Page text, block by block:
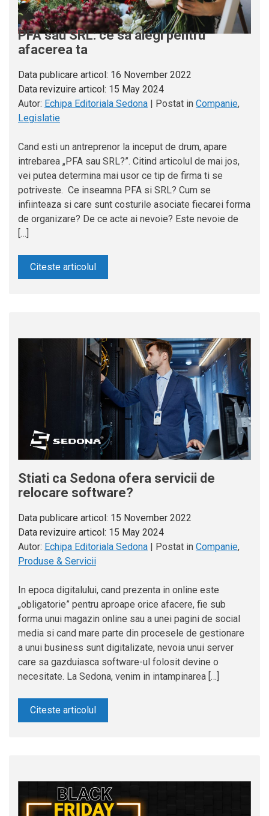
PFA sau SRL: ce sa alegi pentru
afacerea ta
Data publicare articol: 16 November 2022
Data revizuire articol: 15 May 2024
Autor: Echipa Editoriala Sedona | Postat in Companie,
Legislatie
Cand esti un antreprenor la inceput de drum, apare
intrebarea „PFA sau SRL?”. Citind articolul de mai jos,
vei putea determina mai usor ce tip de firma ti se
potriveste. Ce inseamna PFA si SRL? Cum se
infiinteaza si care sunt costurile asociate fiecarei forma
de organizare? De ce acte ai nevoie? Este nevoie de
[…]
Citeste articolul
Stiati ca Sedona ofera servicii de
relocare software?
Data publicare articol: 15 November 2022
Data revizuire articol: 15 May 2024
Autor: Echipa Editoriala Sedona | Postat in Companie,
Produse & Servicii
In epoca digitalului, cand prezenta in online este
„obligatorie” pentru aproape orice afacere, fie sub
forma unui magazin online sau a unei pagini de social
media si cand mare parte din procesele de gestionare
a unui business sunt digitalizate, nevoia unui server
care sa gazduiasca software-ul folosit devine o
necesitate. La Sedona, venim in intampinarea […]
Citeste articolul